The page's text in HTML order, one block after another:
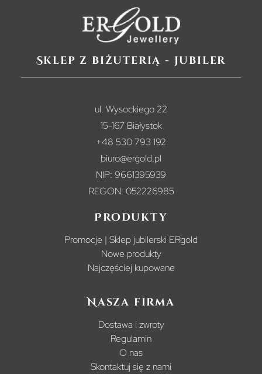
Sklep z biżuterią - jubiler
ul. Wysockiego 22
15-167 Białystok
+48 530 793 192
biuro@ergold.pl
NIP: 9661395939
REGON: 052226985
Produkty
Promocje | Sklep jubilerski ERgold
Nowe produkty
Najczęściej kupowane
Nasza firma
Dostawa i zwroty
Regulamin
O nas
Skontaktuj się z nami